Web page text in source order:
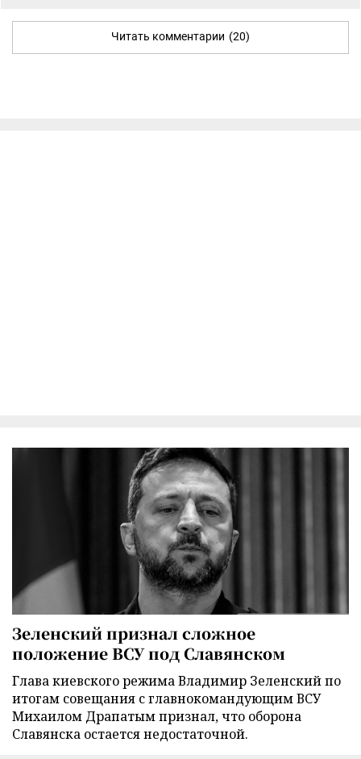
Читать комментарии (20)
Зеленский признал сложное
положение ВСУ под Славянском
Глава киевского режима Владимир Зеленский по
итогам совещания с главнокомандующим ВСУ
Михаилом Драпатым признал, что оборона
Славянска остается недостаточной.